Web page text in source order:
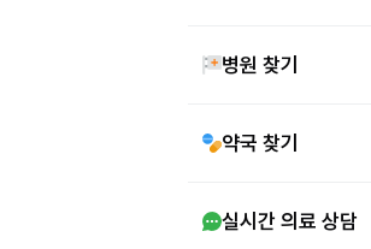
병원 찾기
약국 찾기
실시간 의료 상담